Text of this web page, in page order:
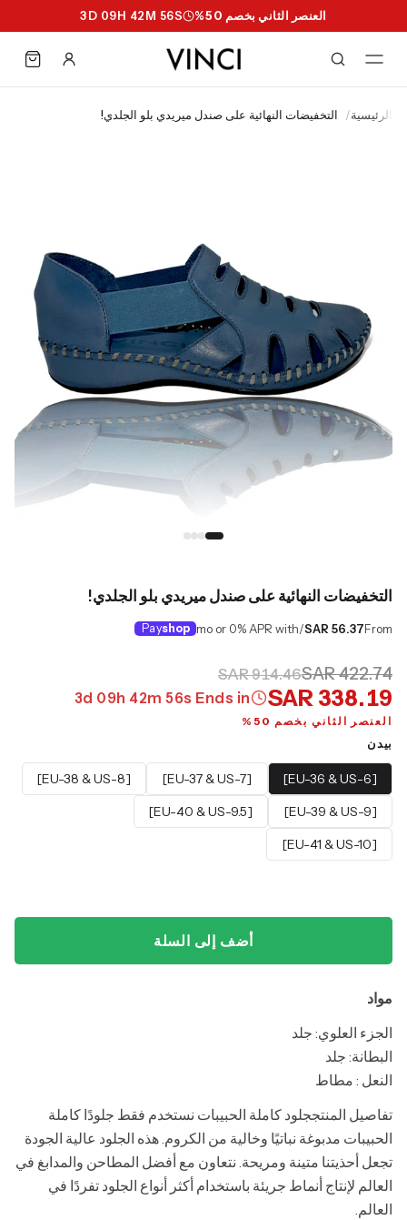
العنصر الثاني بخصم 50% 3D 09H 42M 55S
الرئيسية/ التخفيضات النهائية على صندل ميريدي بلو الجلدي!
التخفيضات النهائية على صندل ميريدي بلو الجلدي!
From
SAR 56.37
/mo or 0% APR with
shop
Pay
SAR 422.74
SAR 914.46
SAR 338.19
Ends in
3d09h 42m 55s
العنصر الثاني بخصم 50%
بيدن
[EU-36 & US-6]
[EU-37 & US-7]
[EU-38 & US-8]
[EU-39 & US-9]
[EU-40 & US-9.5]
[EU-41 & US-10]
أضف إلى السلة
مواد
الجزء العلوي: جلد
البطانة: جلد
النعل : مطاط
تفاصيل المنتججلود كاملة الحبيبات نستخدم فقط جلودًا كاملة
الحبيبات مدبوغة نباتيًا وخالية من الكروم. هذه الجلود عالية الجودة
تجعل أحذيتنا متينة ومريحة. نتعاون مع أفضل المطاحن والمدابغ في
العالم لإنتاج أنماط جريئة باستخدام أكثر أنواع الجلود تفردًا في
العالم.